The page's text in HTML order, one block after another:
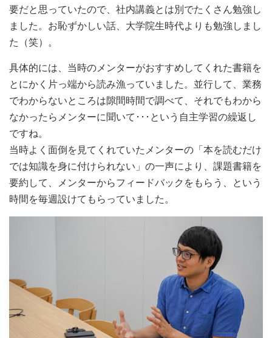
要だと思っていたので、社内講義とは別でたくさん勉強し
ました。お恥ずかしい話、大学院生時代よりも勉強しまし
た（笑）。
具体的には、当時のメンターがおすすめしてくれた書籍を
とにかく片っ端から読み漁っていました。並行して、業務
でわからないところは隙間時間で調べて、それでもわから
なかったらメンターに聞いて･･･という自主学習の繰返し
ですね。
当時よく面倒を見てくれていたメンターの「本を読むだけ
では知識を身に付けられない」の一声により、課題書籍を
要約して、メンターからフィードバックをもらう、という
時間を毎週設けてもらっていました。